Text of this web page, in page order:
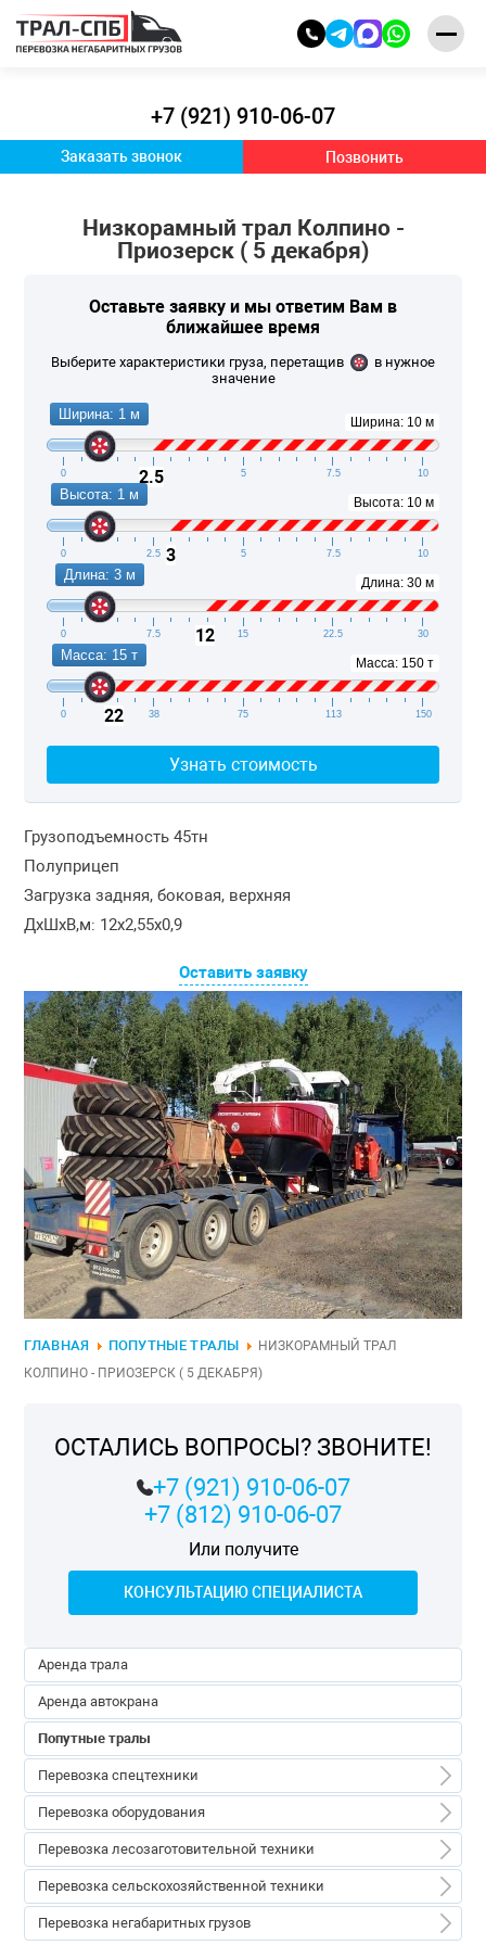
+7 (921) 910-06-07
Заказать звонок Позвонить
Низкорамный трал Колпино -
Приозерск ( 5 декабря)
Оставьте заявку и мы ответим Вам в
ближайшее время
Выберите характеристики груза, перетащив
в нужное
значение
Ширина: 10 м
Ширина: 1 м
0 2.5 5 7.5 10
2.5
Высота: 10 м
Высота: 1 м
0 2.5 5 7.5 10
3
Длина: 30 м
Длина: 3 м
0 7.5 15 22.5 30
12
Масса: 150 т
Масса: 15 т
0 38 75 113 150
22
Узнать стоимость
Грузоподъемность 45тн
Полуприцеп
Загрузка задняя, боковая, верхняя
ДxШxВ,м: 12x2,55x0,9
Оставить заявку
ГЛАВНАЯ ПОПУТНЫЕ ТРАЛЫ
НИЗКОРАМНЫЙ ТРАЛ
КОЛПИНО - ПРИОЗЕРСК ( 5 ДЕКАБРЯ)
ОСТАЛИСЬ ВОПРОСЫ? ЗВОНИТЕ!
+7 (921) 910-06-07
+7 (812) 910-06-07
Или получите
КОНСУЛЬТАЦИЮ СПЕЦИАЛИСТА
Аренда трала
Аренда автокрана
Попутные тралы
Перевозка спецтехники
Перевозка спецтехники
Перевозка бульдозеров
Перевозка погрузчиков
Перевозка кранов
Перевозка оборудования
Перевозка оборудования
Перевозка емкостей
Перевозка трансформаторов
Перевозка турбин и реакторов
Перевозка лесозаготовительной техники
Перевозка лесозаготовительной техники
Перевозка форвардеров
Перевозка сельскохозяйственной техники
Перевозка сельскохозяйственной техники
Перевозка негабаритных грузов